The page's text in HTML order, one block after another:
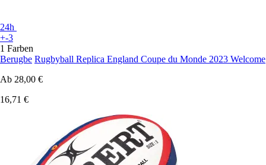
24h
+-3
1 Farben
Berugbe Rugbyball Replica England Coupe du Monde 2023 Welcome
Ab 28,00 €
16,71 €